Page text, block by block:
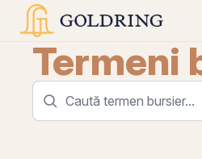
Termeni